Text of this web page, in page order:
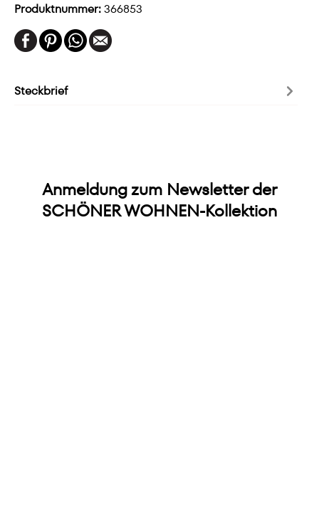
Produktnummer:366853
Steckbrief
Anmeldung zum Newsletter der
SCHÖNER WOHNEN-Kollektion